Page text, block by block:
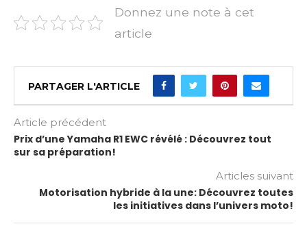
Donnez une note à cet
article
PARTAGER L'ARTICLE
Article précédent
Prix d’une Yamaha R1 EWC révélé : Découvrez tout
sur sa préparation!
Articles suivant
Motorisation hybride à la une: Découvrez toutes
les initiatives dans l’univers moto!